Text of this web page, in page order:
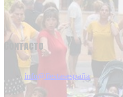
Contacto
info@fiestasespaña